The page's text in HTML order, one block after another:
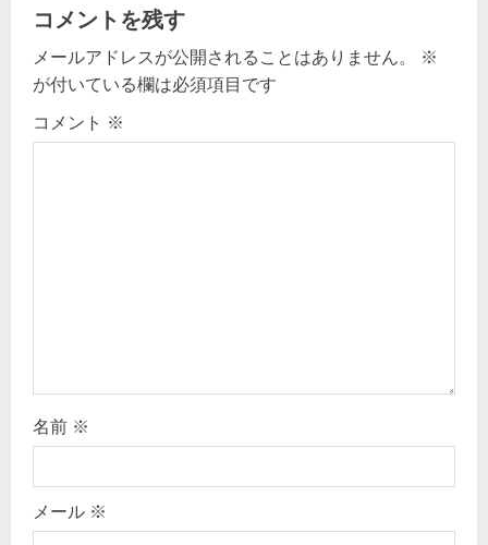
v
i
g
コメントを残す
メールアドレスが公開されることはありません。
※
が付いている欄は必須項目です
コメント ※
名前 ※
メール ※